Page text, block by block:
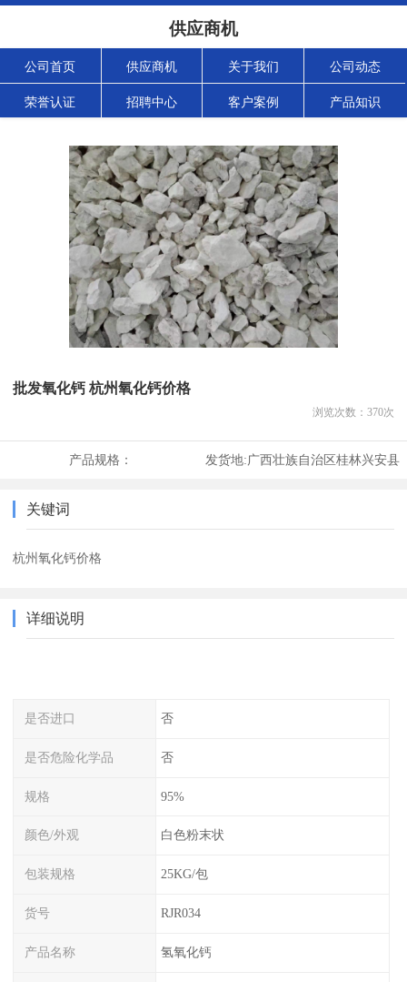
供应商机
公司首页 供应商机 关于我们 公司动态
荣誉认证 招聘中心 客户案例 产品知识
批发氧化钙 杭州氧化钙价格
浏览次数： 370次
产品规格： 发货地:广西壮族自治区桂林兴安县
关键词
杭州氧化钙价格
详细说明
是否进口 否
是否危险化学品 否
规格 95%
颜色/外观 白色粉末状
包装规格 25KG/包
货号 RJR034
产品名称 氢氧化钙